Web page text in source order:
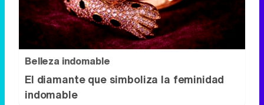
Belleza indomable
El diamante que simboliza la feminidad
indomable